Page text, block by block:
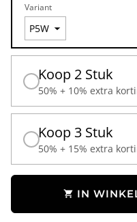
Variant
Koop 2 Stuk
50% + 10% extra
Koop 3 Stuk
50% + 15% extra
shopping_cart IN